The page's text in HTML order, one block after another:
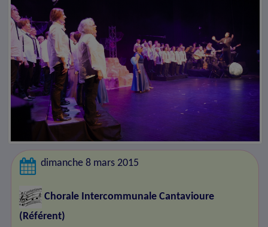
dimanche 8 mars 2015
Chorale Intercommunale Cantavioure
(Référent)